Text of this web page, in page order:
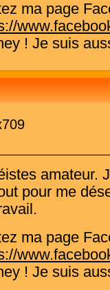
ma page
! Je suis
amateur.
pour me
ma page
! Je suis